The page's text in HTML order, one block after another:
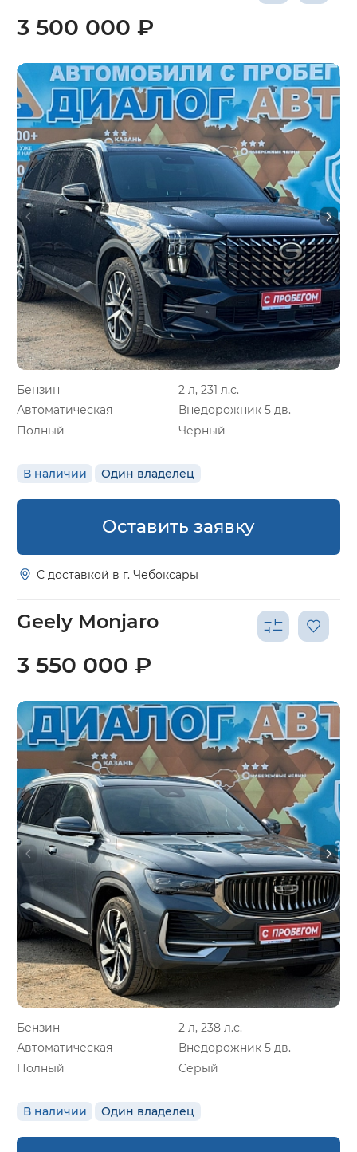
Бензин
2 л, 231 л.с.
Автоматическая
Внедорожник 5 дв.
Полный
Черный
В наличии Один владелец
3 500 000 ₽
Оставить заявку
С доставкой в г. Чебоксары
Geely Monjaro
Бензин
2 л, 238 л.с.
Автоматическая
Внедорожник 5 дв.
Полный
Серый
В наличии Один владелец
3 550 000 ₽